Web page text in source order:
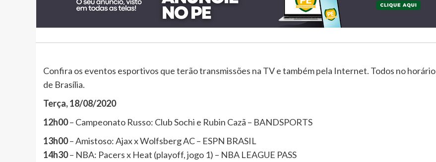
Confira os eventos esportivos que terão transmissões na TV e também pela Internet. Todos no horário
de Brasília.
Terça, 18/08/2020
12h00– Campeonato Russo: Club Sochi e Rubin Cazã – BANDSPORTS
13h00– Amistoso: Ajax x Wolfsberg AC – ESPN BRASIL
14h30– NBA: Pacers x Heat (playoff, jogo 1) – NBA LEAGUE PASS